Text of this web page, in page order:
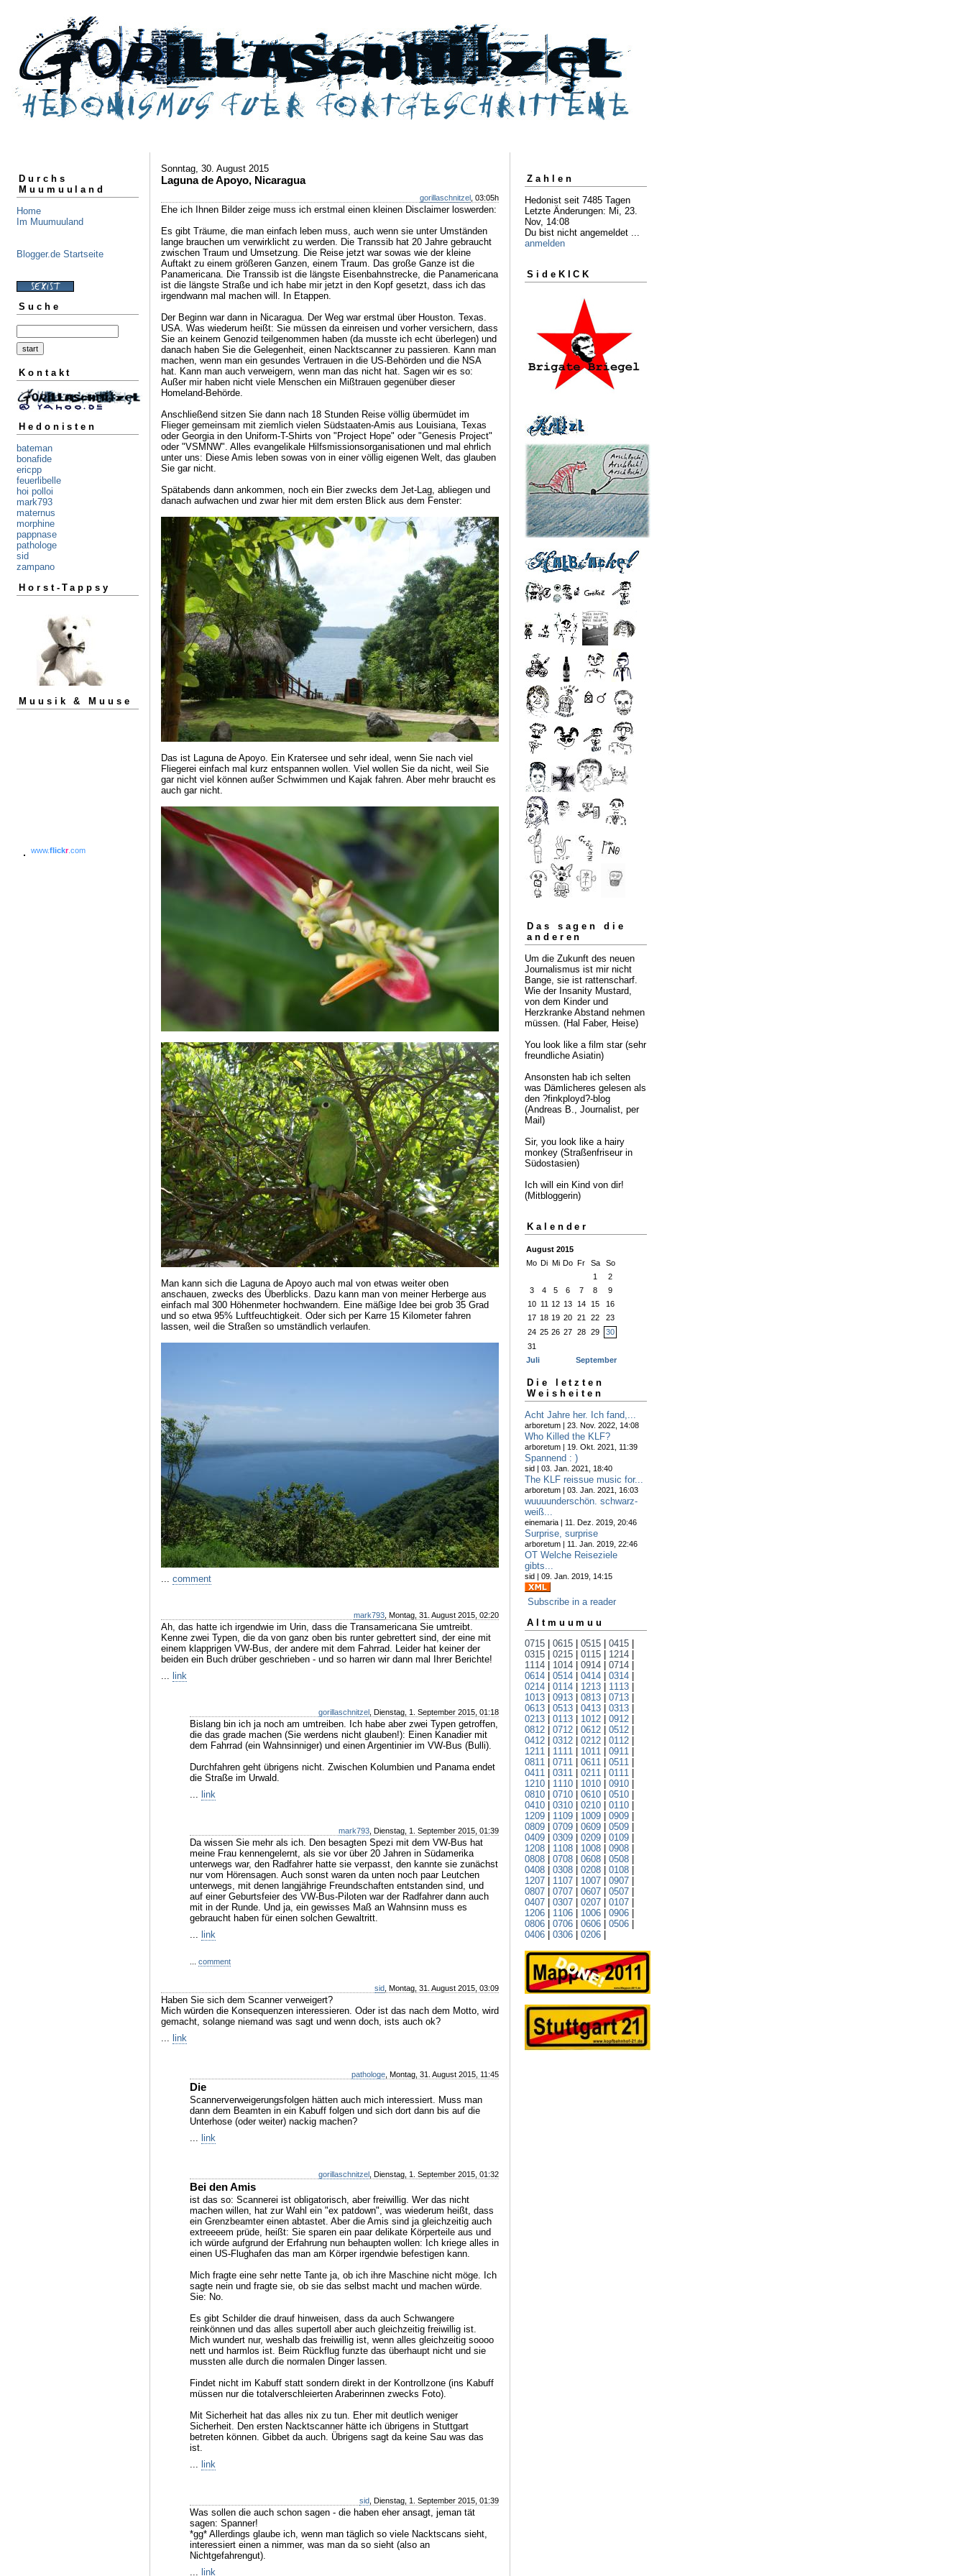
Durchs
Muumuuland
Home
Im Muumuuland
Blogger.de Startseite
Suche
Kontakt
Hedonisten
bateman
bonafide
ericpp
feuerlibelle
hoi polloi
mark793
maternus
morphine
pappnase
pathologe
sid
zampano
Horst-Tappsy
Muusik & Muuse
www.flickr.com
Sonntag, 30. August 2015
Laguna de Apoyo, Nicaragua
gorillaschnitzel , 03:05h
Ehe ich Ihnen Bilder zeige muss ich erstmal einen kleinen Disclaimer loswerden:
Es gibt Träume, die man einfach leben muss, auch wenn sie unter Umständen
lange brauchen um verwirklicht zu werden. Die Transsib hat 20 Jahre gebraucht
zwischen Traum und Umsetzung. Die Reise jetzt war sowas wie der kleine
Auftakt zu einem größeren Ganzen, einem Traum. Das große Ganze ist die
Panamericana. Die Transsib ist die längste Eisenbahnstrecke, die Panamericana
ist die längste Straße und ich habe mir jetzt in den Kopf gesetzt, dass ich das
irgendwann mal machen will. In Etappen.
Der Beginn war dann in Nicaragua. Der Weg war erstmal über Houston. Texas.
USA. Was wiederum heißt: Sie müssen da einreisen und vorher versichern, dass
Sie an keinem Genozid teilgenommen haben (da musste ich echt überlegen) und
danach haben Sie die Gelegenheit, einen Nacktscanner zu passieren. Kann man
machen, wenn man ein gesundes Vertrauen in die US-Behörden und die NSA
hat. Kann man auch verweigern, wenn man das nicht hat. Sagen wir es so:
Außer mir haben nicht viele Menschen ein Mißtrauen gegenüber dieser
Homeland-Behörde.
Anschließend sitzen Sie dann nach 18 Stunden Reise völlig übermüdet im
Flieger gemeinsam mit ziemlich vielen Südstaaten-Amis aus Louisiana, Texas
oder Georgia in den Uniform-T-Shirts von "Project Hope" oder "Genesis Project"
oder "VSMNW". Alles evangelikale Hilfsmissionsorganisationen und mal ehrlich
unter uns: Diese Amis leben sowas von in einer völlig eigenen Welt, das glauben
Sie gar nicht.
Spätabends dann ankommen, noch ein Bier zwecks dem Jet-Lag, abliegen und
danach aufwachen und zwar hier mit dem ersten Blick aus dem Fenster:
Das ist Laguna de Apoyo. Ein Kratersee und sehr ideal, wenn Sie nach viel
Fliegerei einfach mal kurz entspannen wollen. Viel wollen Sie da nicht, weil Sie
gar nicht viel können außer Schwimmen und Kajak fahren. Aber mehr braucht es
auch gar nicht.
Man kann sich die Laguna de Apoyo auch mal von etwas weiter oben
anschauen, zwecks des Überblicks. Dazu kann man von meiner Herberge aus
einfach mal 300 Höhenmeter hochwandern. Eine mäßige Idee bei grob 35 Grad
und so etwa 95% Luftfeuchtigkeit. Oder sich per Karre 15 Kilometer fahren
lassen, weil die Straßen so umständlich verlaufen.
... comment
mark793 , Montag, 31. August 2015, 02:20
Ah, das hatte ich irgendwie im Urin, dass die Transamericana Sie umtreibt.
Kenne zwei Typen, die da von ganz oben bis runter gebrettert sind, der eine mit
einem klapprigen VW-Bus, der andere mit dem Fahrrad. Leider hat keiner der
beiden ein Buch drüber geschrieben - und so harren wir dann mal Ihrer Berichte!
... link
gorillaschnitzel , Dienstag, 1. September 2015, 01:18
Bislang bin ich ja noch am umtreiben. Ich habe aber zwei Typen getroffen,
die das grade machen (Sie werdens nicht glauben!): Einen Kanadier mit
dem Fahrrad (ein Wahnsinniger) und einen Argentinier im VW-Bus (Bulli).
Durchfahren geht übrigens nicht. Zwischen Kolumbien und Panama endet
die Straße im Urwald.
... link
mark793 , Dienstag, 1. September 2015, 01:39
Da wissen Sie mehr als ich. Den besagten Spezi mit dem VW-Bus hat
meine Frau kennengelernt, als sie vor über 20 Jahren in Südamerika
unterwegs war, den Radfahrer hatte sie verpasst, den kannte sie zunächst
nur vom Hörensagen. Auch sonst waren da unten noch paar Leutchen
unterwegs, mit denen langjährige Freundschaften entstanden sind, und
auf einer Geburtsfeier des VW-Bus-Piloten war der Radfahrer dann auch
mit in der Runde. Und ja, ein gewisses Maß an Wahnsinn muss es
gebraucht haben für einen solchen Gewaltritt.
... link
comment
sid , Montag, 31. August 2015, 03:09
Haben Sie sich dem Scanner verweigert?
Mich würden die Konsequenzen interessieren. Oder ist das nach dem Motto, wird
gemacht, solange niemand was sagt und wenn doch, ists auch ok?
... link
pathologe , Montag, 31. August 2015, 11:45
Die
Scannerverweigerungsfolgen hätten auch mich interessiert. Muss man
dann dem Beamten in ein Kabuff folgen und sich dort dann bis auf die
Unterhose (oder weiter) nackig machen?
... link
gorillaschnitzel , Dienstag, 1. September 2015, 01:32
Bei den Amis
ist das so: Scannerei ist obligatorisch, aber freiwillig. Wer das nicht
machen willen, hat zur Wahl ein "ex patdown", was wiederum heißt, dass
ein Grenzbeamter einen abtastet. Aber die Amis sind ja gleichzeitig auch
extreeeem prüde, heißt: Sie sparen ein paar delikate Körperteile aus und
ich würde aufgrund der Erfahrung nun behaupten wollen: Ich kriege alles in
einen US-Flughafen das man am Körper irgendwie befestigen kann.
Mich fragte eine sehr nette Tante ja, ob ich ihre Maschine nicht möge. Ich
sagte nein und fragte sie, ob sie das selbst macht und machen würde.
Sie: No.
Es gibt Schilder die drauf hinweisen, dass da auch Schwangere
reinkönnen und das alles supertoll aber auch gleichzeitig freiwillig ist.
Mich wundert nur, weshalb das freiwillig ist, wenn alles gleichzeitig soooo
nett und harmlos ist. Beim Rückflug funzte das überhaupt nicht und sie
mussten alle durch die normalen Dinger lassen.
Findet nicht im Kabuff statt sondern direkt in der Kontrollzone (ins Kabuff
müssen nur die totalverschleierten Araberinnen zwecks Foto).
Mit Sicherheit hat das alles nix zu tun. Eher mit deutlich weniger
Sicherheit. Den ersten Nacktscanner hätte ich übrigens in Stuttgart
betreten können. Gibbet da auch. Übrigens sagt da keine Sau was das
ist.
... link
sid , Dienstag, 1. September 2015, 01:39
Was sollen die auch schon sagen - die haben eher ansagt, jeman tät
sagen: Spanner!
*gg* Allerdings glaube ich, wenn man täglich so viele Nacktscans sieht,
interessiert einen a nimmer, was man da so sieht (also an
Nichtgefahrengut).
... link
Zahlen
Hedonist seit 7485 Tagen
Letzte Änderungen: Mi, 23.
Nov, 14:08
Du bist nicht angemeldet ...
anmelden
SideKICK
Das sagen die
anderen
Um die Zukunft des neuen
Journalismus ist mir nicht
Bange, sie ist rattenscharf.
Wie der Insanity Mustard,
von dem Kinder und
Herzkranke Abstand nehmen
müssen. (Hal Faber, Heise)
You look like a film star (sehr
freundliche Asiatin)
Ansonsten hab ich selten
was Dämlicheres gelesen als
den ?finkployd?-blog
(Andreas B., Journalist, per
Mail)
Sir, you look like a hairy
monkey (Straßenfriseur in
Südostasien)
Ich will ein Kind von dir!
(Mitbloggerin)
Kalender
August 2015
Mo Di Mi Do Fr Sa
So
1
2
3
4 5 6 7 8
9
10
11 12 13 14 15
16
17 18 19 20 21 22
23
24 25 26 27 28 29
30
31
Juli
September
Die letzten
Weisheiten
Acht Jahre her. Ich fand,...
arboretum | 23. Nov. 2022, 14:08
Who Killed the KLF?
arboretum | 19. Okt. 2021, 11:39
Spannend : )
sid | 03. Jan. 2021, 18:40
The KLF reissue music for...
arboretum | 03. Jan. 2021, 16:03
wuuuunderschön. schwarz-
weiß...
einemaria | 11. Dez. 2019, 20:46
Surprise, surprise
arboretum | 11. Jan. 2019, 22:46
OT Welche Reiseziele
gibts...
sid | 09. Jan. 2019, 14:15
Subscribe in a reader
Altmuumuu
0715
0615 0515 0415
0315
0215 0115 1214
1114
1014 0914 0714
0614
0514 0414 0314
0214
0114 1213 1113
1013
0913 0813 0713
0613
0513 0413 0313
0213
0113 1012 0912
0812
0712 0612 0512
0412
0312 0212 0112
1211
1111 1011 0911
0811
0711 0611 0511
0411
0311 0211 0111
1210
1110 1010 0910
0810
0710 0610 0510
0410
0310 0210 0110
1209
1109 1009 0909
0809
0709 0609 0509
0409
0309 0209 0109
1208
1108 1008 0908
0808
0708 0608 0508
0408
0308 0208 0108
1207
1107 1007 0907
0807
0707 0607 0507
0407
0307 0207 0107
1206
1106 1006 0906
0806
0706 0606 0506
0406
0306 0206